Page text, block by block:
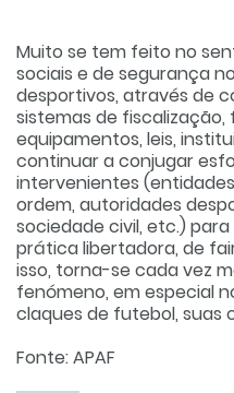
Muito se tem feito no
sociais e de segurança
desportivos, através de
sistemas de fiscalização,
equipamentos, leis,
continuar a conjugar
intervenientes
ordem, autoridades
sociedade civil, etc.)
prática libertadora, de
isso, torna-se cada vez
fenómeno, em especial
claques de futebol, suas
Fonte: APAF